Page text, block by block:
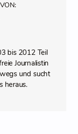
bis 2012 Teil
Journalistin
und sucht
heraus.